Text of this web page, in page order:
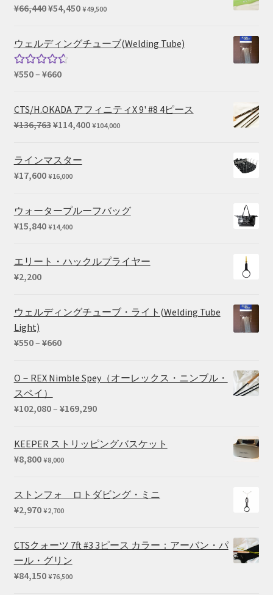
¥66,440元
価
格
し
た。
¥54,450現
の
で
す。
¥49,500
ウェルディングチューブ(Welding Tube)
5段階中
¥550– ¥660価
帯:
¥550
CTS/H.OKADA アフィニティX 9' #8 4ピース
¥136,763元
価
で
し
¥114,400現
¥114,400
¥104,000
ラインマスター
¥17,600 ¥16,000
ウォータープルーフバッグ
¥15,840 ¥14,400
エリート・ハックルプライヤー
¥2,200
ウェルディングチューブ・ライト(Welding Tube
Light)
¥550– ¥660価
帯:
–
O－REX Nimble Spey（オーレックス・ニンブル・
スペイ）
¥102,080– ¥169,290価
帯:
KEEPER ストリッピングバスケット
¥8,800 ¥8,000
ストンフォ ロトダビング・ミニ
¥2,970 ¥2,700
CTSクォーツ 7ft #3 3ピース カラー：アーバン・パ
ール・グリン
¥84,150 ¥76,500